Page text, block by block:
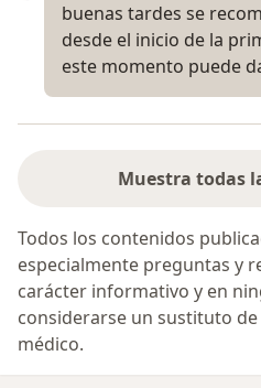
buenas tardes se
desde el inicio de la
este momento puede
Muestra todas
Todos los contenidos
especialmente preguntas y
carácter informativo y en
considerarse un sustituto
médico.